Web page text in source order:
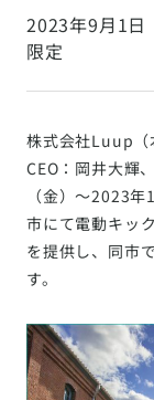
2023年9月1日
限定
株式会社Luup（
CEO：岡井大輝
（金）～2023
市にて電動キッ
を提供し、同市
す。